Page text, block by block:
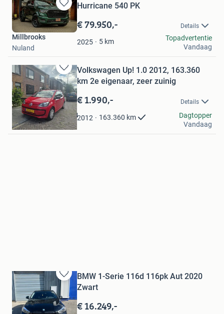
Bewaren
in
Mijn
Favorieten
Hurricane 540 PK
€ 79.950,- Details
2025 5 km
Millbrooks
Nuland
Topadvertentie
Vandaag
Bewaren
in
Mijn
Favorieten
Volkswagen Up! 1.0 2012, 163.360
km 2e eigenaar, zeer zuinig
€ 1.990,- Details
2012 163.360 km
Kirsten van den Berg
Breda
Dagtopper
Vandaag
Bewaren
in
Mijn
Favorieten
BMW 1-Serie 116d 116pk Aut 2020
Zwart
€ 16.249,-